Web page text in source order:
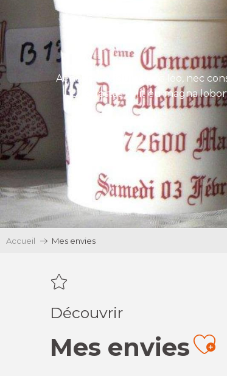
Aenean tincidunt eros leo, nec
Ut egestas velit eu magna
Accueil Mes envies
Découvrir
Mes envies